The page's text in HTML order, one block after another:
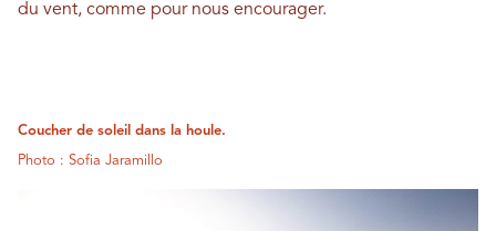
du vent, comme pour nous encourager.
Coucher de soleil dans la houle.
Photo : Sofia Jaramillo